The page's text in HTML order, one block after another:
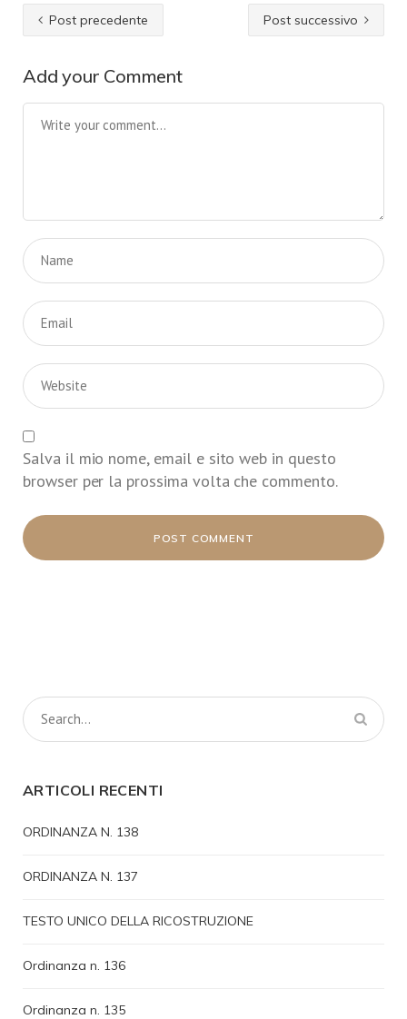
Post precedente Post successivo
Add your Comment
Salva il mio nome, email e sito web in questo
browser per la prossima volta che commento.
ARTICOLI RECENTI
ORDINANZA N. 138
ORDINANZA N. 137
TESTO UNICO DELLA RICOSTRUZIONE
Ordinanza n. 136
Ordinanza n. 135